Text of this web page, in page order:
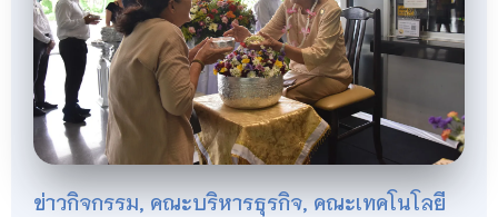
ข่าวกิจกรรม,คณะบริหารธุรกิจ,คณะเทคโนโลยี